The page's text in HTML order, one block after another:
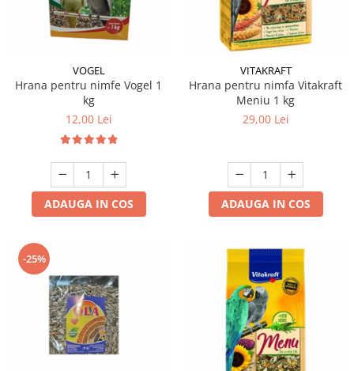
VOGEL
Hrana pentru nimfe Vogel 1
kg
12,00 Lei
ADAUGA IN COS
VITAKRAFT
Hrana pentru nimfa Vitakraft
Meniu 1 kg
29,00 Lei
ADAUGA IN COS
-25%